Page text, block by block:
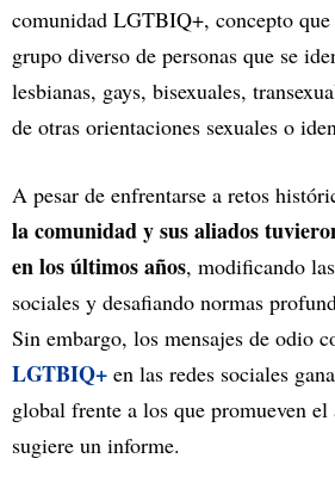
comunidad LGTBIQ+, concepto que
grupo diverso de personas que se
lesbianas, gays, bisexuales,
de otras orientaciones sexuales o
A pesar de enfrentarse a retos
la comunidad y sus aliados
en los últimos años, modificando
sociales y desafiando normas
Sin embargo, los mensajes de odio
LGTBIQ+ en las redes sociales
global frente a los que promueven el
sugiere un informe.